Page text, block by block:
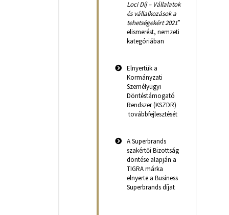
Loci Díj – Vállalatok
és vállalkozások a
tehetségekért 2021”
elismerést, nemzeti
kategóriában
Elnyertük a
Kormányzati
Személyügyi
Döntéstámogató
Rendszer (KSZDR)
továbbfejlesztését
A Superbrands
szakértői Bizottság
döntése alapján a
TIGRA márka
elnyerte a Business
Superbrands díjat